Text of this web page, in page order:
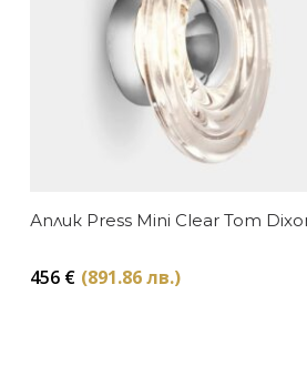
Аплик Press Mini Clear Tom
456 € (891.86 лв.)